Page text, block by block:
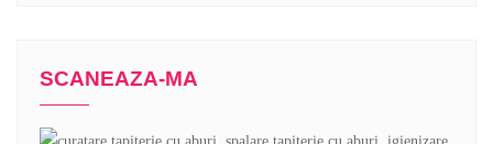
SCANEAZA-MA